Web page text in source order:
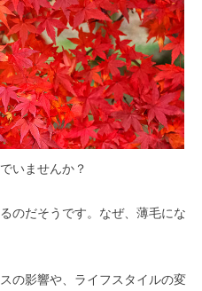
いませんか？
のだそうです。なぜ、薄毛にな
の影響や、ライフスタイルの変